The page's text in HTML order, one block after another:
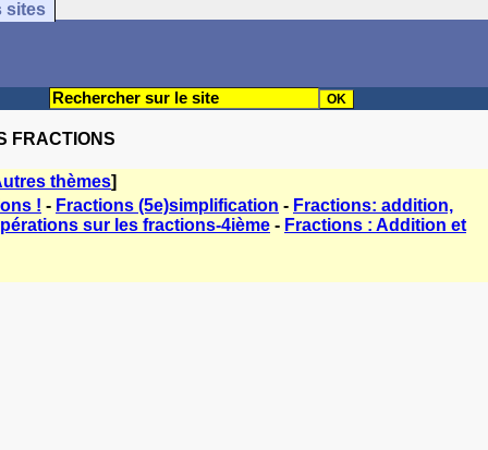
sites
FRACTIONS
thèmes]
! - Fractions (5e)simplification - Fractions: addition,
sur les fractions-4ième - Fractions : Addition et